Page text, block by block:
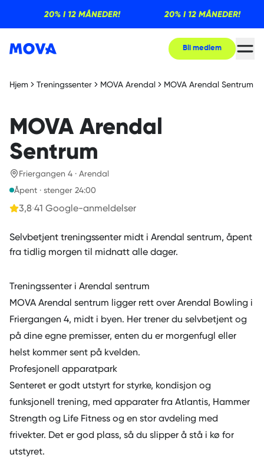
20% I 12 MÅNEDER! 20% I 12 MÅNEDER!
Bli medlem
Hjem Treningssenter MOVA Arendal MOVA Arendal Sentrum
MOVA Arendal
Sentrum
Friergangen 4 · Arendal
Åpent · stenger 24:00
3,8·41 Google-anmeldelser
Selvbetjent treningssenter midt i Arendal sentrum, åpent
fra tidlig morgen til midnatt alle dager.
Treningssenter i Arendal sentrum
MOVA Arendal sentrum ligger rett over Arendal Bowling i
Friergangen 4, midt i byen. Her trener du selvbetjent og
på dine egne premisser, enten du er morgenfugl eller
helst kommer sent på kvelden.
Profesjonell apparatpark
Senteret er godt utstyrt for styrke, kondisjon og
funksjonell trening, med apparater fra Atlantis, Hammer
Strength og Life Fitness og en stor avdeling med
frivekter. Det er god plass, så du slipper å stå i kø for
utstyret.